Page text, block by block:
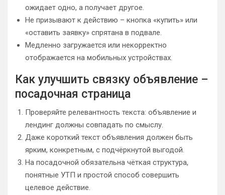
ожидает одно, а получает другое.
Не призывают к действию – кнопка «купить» или
«оставить заявку» спрятана в подвале.
Медленно загружается или некорректно
отображается на мобильных устройствах.
Как улучшить связку объявление –
посадочная страница
Проверяйте релевантность текста: объявление и
лендинг должны совпадать по смыслу.
Даже короткий текст объявления должен быть
ярким, конкретным, с подчёркнутой выгодой.
На посадочной обязательна чёткая структура,
понятные УТП и простой способ совершить
целевое действие.